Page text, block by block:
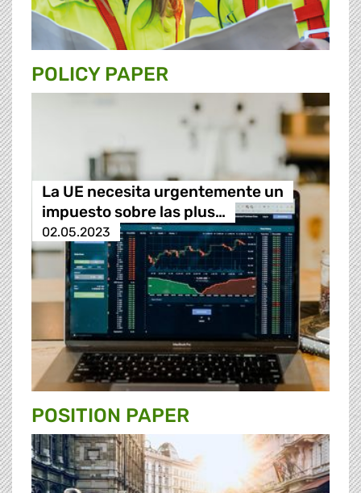
POLICY PAPER
La UE necesita urgentemente un
impuesto sobre las plus…
02.05.2023
POSITION PAPER